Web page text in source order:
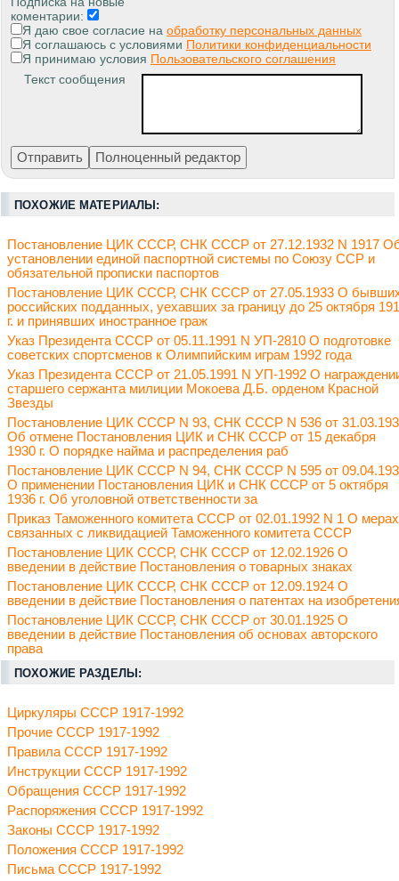
коментарии:
Я даю свое согласие на обработку персональных данных
Я соглашаюсь с условиями Политики конфиденциальности
Я принимаю условия Пользовательского соглашения
Текст сообщения
ПОХОЖИЕ МАТЕРИАЛЫ:
Постановление ЦИК СССР, СНК СССР от 27.12.1932 N 1917
установлении единой паспортной системы по Союзу ССР и
обязательной прописки паспортов
Постановление ЦИК СССР, СНК СССР от 27.05.1933 О
российских подданных, уехавших за границу до 25 октября
г. и принявших иностранное граж
Указ Президента СССР от 05.11.1991 N УП-2810 О подготовке
советских спортсменов к Олимпийским играм 1992 года
Указ Президента СССР от 21.05.1991 N УП-1992 О
старшего сержанта милиции Мокоева Д.Б. орденом Красной
Звезды
Постановление ЦИК СССР N 93, СНК СССР N 536 от
Об отмене Постановления ЦИК и СНК СССР от 15 декабря
1930 г. О порядке найма и распределения раб
Постановление ЦИК СССР N 94, СНК СССР N 595 от
О применении Постановления ЦИК и СНК СССР от 5 октября
1936 г. Об уголовной ответственности за
Приказ Таможенного комитета СССР от 02.01.1992 N 1 О
связанных с ликвидацией Таможенного комитета СССР
Постановление ЦИК СССР, СНК СССР от 12.02.1926 О
введении в действие Постановления о товарных знаках
Постановление ЦИК СССР, СНК СССР от 12.09.1924 О
введении в действие Постановления о патентах на
Постановление ЦИК СССР, СНК СССР от 30.01.1925 О
введении в действие Постановления об основах авторского
права
ПОХОЖИЕ РАЗДЕЛЫ:
Циркуляры СССР 1917-1992
Прочие СССР 1917-1992
Правила СССР 1917-1992
Инструкции СССР 1917-1992
Обращения СССР 1917-1992
Распоряжения СССР 1917-1992
Законы СССР 1917-1992
Положения СССР 1917-1992
Письма СССР 1917-1992